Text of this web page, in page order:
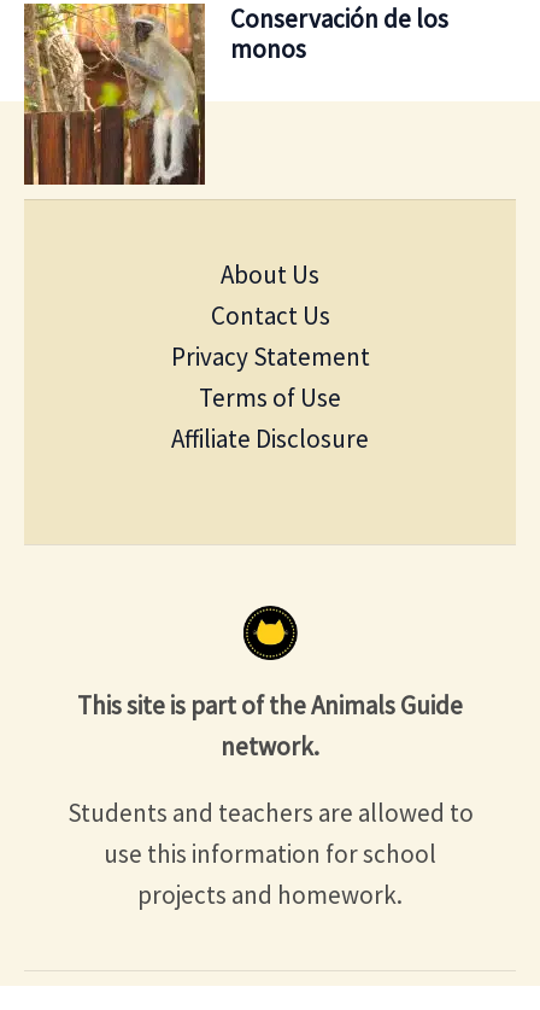
Conservación de los
monos
About Us
Contact Us
Privacy Statement
Terms of Use
Affiliate Disclosure
This site is part of the Animals Guide
network.
Students and teachers are allowed to
use this information for school
projects and homework.